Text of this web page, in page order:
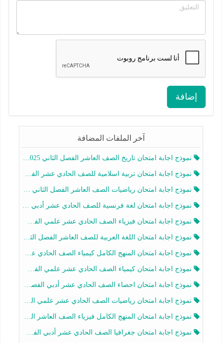
إضافة
آخر الملفات المضافة
نموذج اجابة امتحان تاريخ الصف العاشر الفصل الثاني 2025-2026
نموذج اجابة امتحان تربية اسلامية للصف الحادي عشر الفصل الثاني 2025-2026
نموذج اجابة امتحان رياضيات الصف العاشر الفصل الثاني 2025-2026
نموذج اجابة امتحان لغة فرنسية للصف الحادي عشر أدبي الفصل الثاني 2025-2026
نموذج اجابة امتحان فيزياء الصف الحادي عشر علمي الفصل الثاني 2025-2026
نموذج اجابة امتحان اللغة العربية للصف العاشر الفصل الثاني 2025-2026
نموذج اجابة امتحان المنهج الكامل كيمياء الصف الحادي عشر علمي الفصل الثاني 2025-2026
نموذج اجابة امتحان كيمياء الصف الحادي عشر علمي الفصل الثاني 2025-2026
نموذج اجابة امتحان احصاء الصف الحادي عشر أدبي الفصل الثاني 2025-2026
نموذج اجابة امتحان رياضيات الصف الحادي عشر علمي الفصل الثاني 2025-2026
نموذج اجابة امتحان المنهج الكامل فيزياء الصف العاشر الفصل الثاني 2025-2026
نموذج اجابة امتحان جغرافيا الصف الحادي عشر أدبي الفصل الثاني 2025-2026